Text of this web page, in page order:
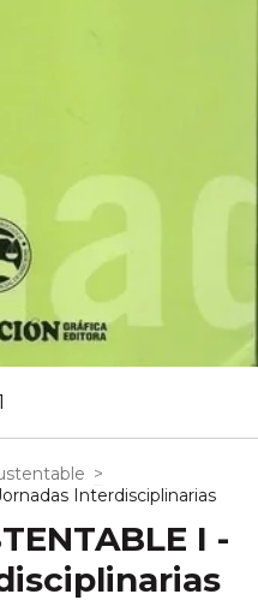
>
Interdisciplinarias
I -